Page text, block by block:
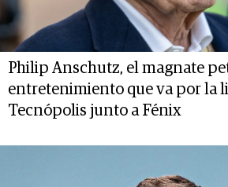
Philip Anschutz, el magnate
entretenimiento que va por la
Tecnópolis junto a Fénix